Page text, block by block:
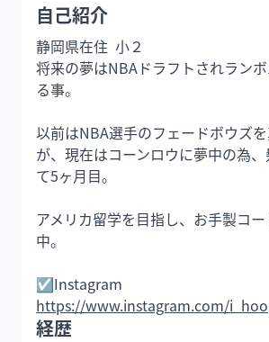
自己紹介
静岡県在住  小２
将来の夢はNBAドラフトされラン
る事。
以前はNBA選手のフェードボウズ
が、現在はコーンロウに夢中の為
て5ヶ月目。
アメリカ留学を目指し、お手製コ
中。
https://www.instagram.com/
経歴